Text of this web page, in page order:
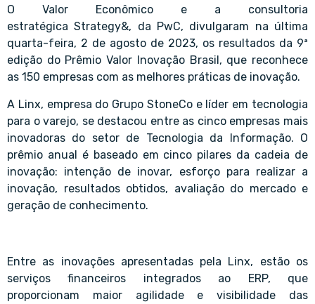
O Valor Econômico e a consultoria
estratégica Strategy&, da PwC, divulgaram na última
quarta-feira, 2 de agosto de 2023, os resultados da 9ª
edição do Prêmio Valor Inovação Brasil, que reconhece
as 150 empresas com as melhores práticas de inovação.
A Linx, empresa do Grupo StoneCo e líder em tecnologia
para o varejo, se destacou entre as cinco empresas mais
inovadoras do setor de Tecnologia da Informação. O
prêmio anual é baseado em cinco pilares da cadeia de
inovação: intenção de inovar, esforço para realizar a
inovação, resultados obtidos, avaliação do mercado e
geração de conhecimento.
Entre as inovações apresentadas pela Linx, estão os
serviços financeiros integrados ao ERP, que
proporcionam maior agilidade e visibilidade das